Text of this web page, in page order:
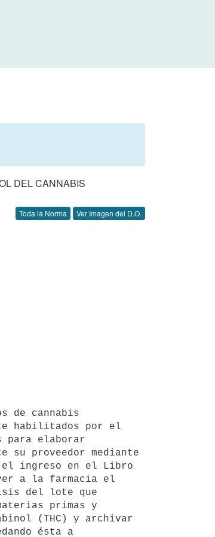
DEL CANNABIS
Toda la Norma Ver Imagen del D.O.
habilitados por el
para elaborar
su proveedor mediante
el ingreso en el Libro
a la farmacia el
del lote que
primas y
(THC) y archivar
ésta a